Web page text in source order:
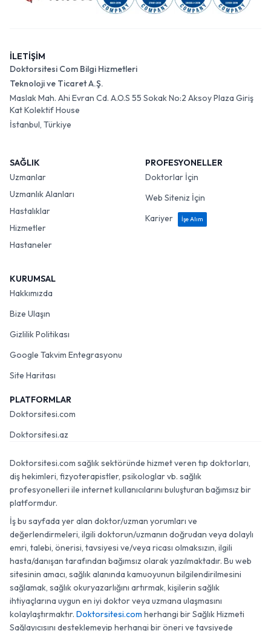
İLETİŞİM
Doktorsitesi Com Bilgi Hizmetleri
Teknoloji ve Ticaret A.Ş.
Maslak Mah. Ahi Evran Cd. A.O.S 55 Sokak No:2 Aksoy Plaza Giriş
Kat Kolektif House
İstanbul, Türkiye
SAĞLIK
Uzmanlar
Uzmanlık Alanları
Hastalıklar
Hizmetler
Hastaneler
PROFESYONELLER
Doktorlar İçin
Web Siteniz İçin
Kariyer
İşe Alım
KURUMSAL
Hakkımızda
Bize Ulaşın
Gizlilik Politikası
Google Takvim Entegrasyonu
Site Haritası
PLATFORMLAR
Doktorsitesi.com
Doktorsitesi.az
Doktorsitesi.com sağlık sektöründe hizmet veren tıp doktorları,
diş hekimleri, fizyoterapistler, psikologlar vb. sağlık
profesyonelleri ile internet kullanıcılarını buluşturan bağımsız bir
platformdur.
İş bu sayfada yer alan doktor/uzman yorumları ve
değerlendirmeleri, ilgili doktorun/uzmanın doğrudan veya dolaylı
emri, talebi, önerisi, tavsiyesi ve/veya ricası olmaksızın, ilgili
hasta/danışan tarafından bağımsız olarak yazılmaktadır. Bu web
sitesinin amacı, sağlık alanında kamuoyunun bilgilendirilmesini
sağlamak, sağlık okuryazarlığını artırmak, kişilerin sağlık
ihtiyaçlarına uygun en iyi doktor veya uzmana ulaşmasını
kolaylaştırmaktır. Doktorsitesi.com herhangi bir Sağlık Hizmeti
Sağlayıcısını desteklemeyip herhangi bir öneri ve tavsiyede